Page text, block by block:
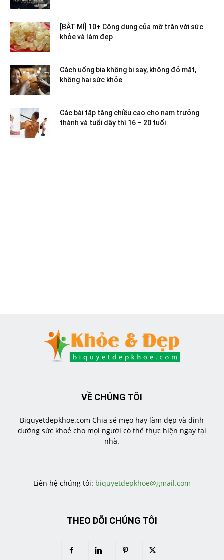
[BẬT MÍ] 10+ Công dụng của mỡ trăn với sức
khỏe và làm đẹp
Cách uống bia không bị say, không đỏ mặt,
không hại sức khỏe
Các bài tập tăng chiều cao cho nam trưởng
thành và tuổi dậy thì 16 – 20 tuổi
VỀ CHÚNG TÔI
Biquyetdepkhoe.com Chia sẻ mẹo hay làm đẹp và dinh
dưỡng sức khoẻ cho mọi người có thể thực hiện ngay tại
nhà.
Liên hệ chúng tôi: biquyetdepkhoe@gmail.com
THEO DÕI CHÚNG TÔI